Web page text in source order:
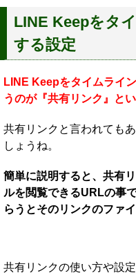
LINE Keepをタ
する設定
LINE Keepをタイムライ
うのが『共有リンク』とい
共有リンクと言われても
しょうね。
簡単に説明すると、共有
ルを閲覧できるURLの事
らうとそのリンクのファ
共有リンクの使い方や設